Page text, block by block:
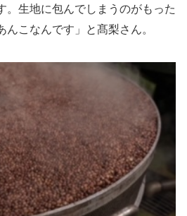
。生地に包んでしまうのがもった
こなんです」と髙梨さん。